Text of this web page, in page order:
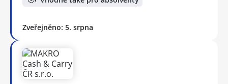
Zveřejněno: 5. srpna